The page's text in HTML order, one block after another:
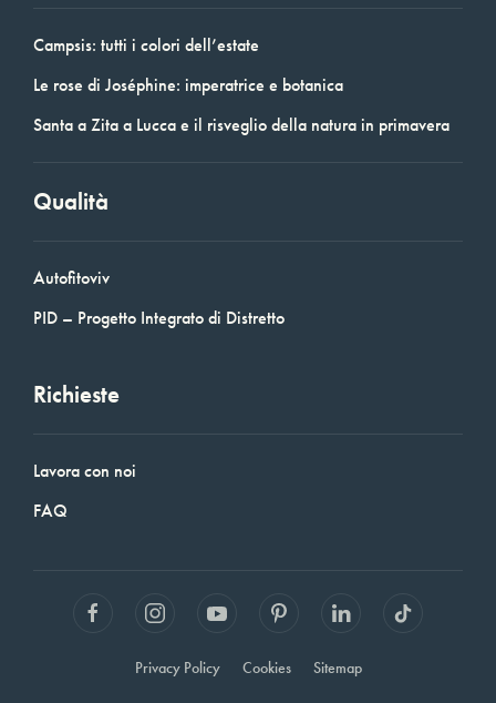
Campsis: tutti i colori dell’estate
Le rose di Joséphine: imperatrice e botanica
Santa a Zita a Lucca e il risveglio della natura in primavera
Qualità
Autofitoviv
PID – Progetto Integrato di Distretto
Richieste
Lavora con noi
FAQ
Privacy Policy Cookies Sitemap